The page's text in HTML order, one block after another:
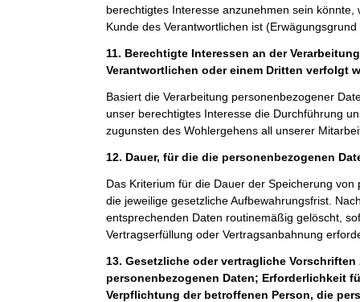
berechtigtes Interesse anzunehmen sein
Kunde des Verantwortlichen ist
11. Berechtigte Interessen an der
Verantwortlichen oder einem Dritten verfolgt
Basiert die Verarbeitung personenbezogener
unser berechtigtes Interesse die Durchführung
zugunsten des Wohlergehens all unserer
12. Dauer, für die die personenbezogenen
Das Kriterium für die Dauer der Speicherung
die jeweilige gesetzliche Aufbewahrungsfrist.
entsprechenden Daten routinemäßig gelöscht,
Vertragserfüllung oder Vertragsanbahnung
13. Gesetzliche oder vertragliche
personenbezogenen Daten; Erforderlichkeit
Verpflichtung der betroffenen Person, die